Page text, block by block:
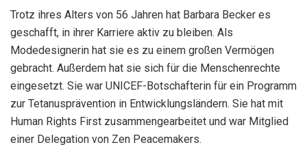
Trotz ihres Alters von 56 Jahren hat Barbara Becker es
geschafft, in ihrer Karriere aktiv zu bleiben. Als
Modedesignerin hat sie es zu einem großen Vermögen
gebracht. Außerdem hat sie sich für die Menschenrechte
eingesetzt. Sie war UNICEF-Botschafterin für ein Programm
zur Tetanusprävention in Entwicklungsländern. Sie hat mit
Human Rights First zusammengearbeitet und war Mitglied
einer Delegation von Zen Peacemakers.